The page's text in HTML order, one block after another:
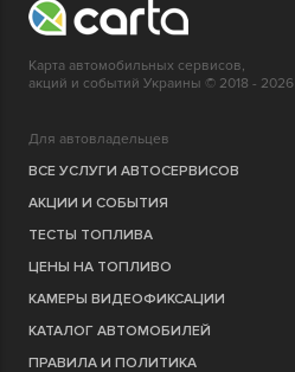
Карта автомобильных сервисов,
акций и событий Украины © 2018 - 2026
Для автовладельцев
ВСЕ УСЛУГИ АВТОСЕРВИСОВ
АКЦИИ И СОБЫТИЯ
ТЕСТЫ ТОПЛИВА
ЦЕНЫ НА ТОПЛИВО
КАМЕРЫ ВИДЕОФИКСАЦИИ
КАТАЛОГ АВТОМОБИЛЕЙ
ПРАВИЛА И ПОЛИТИКА